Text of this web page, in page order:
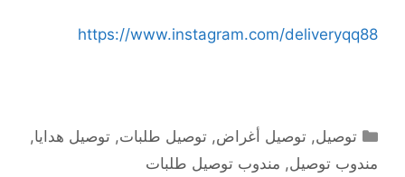
https://www.instagram.com/deliveryqq88
التصنيفات
توصيل,توصيل أغراض,توصيل طلبات,توصيل هدايا,
مندوب توصيل, مندوب توصيل طلبات